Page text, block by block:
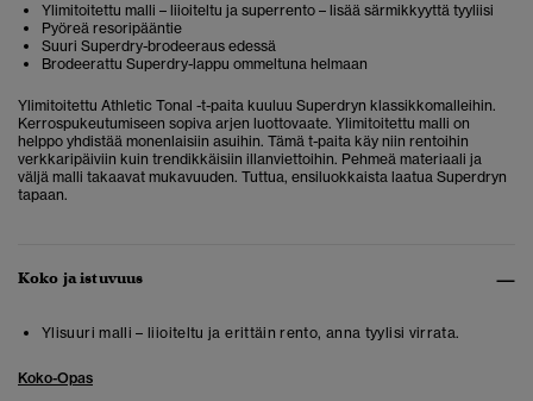
Ylimitoitettu malli – liioiteltu ja superrento – lisää särmikkyyttä tyyliisi
Pyöreä resoripääntie
Suuri Superdry-brodeeraus edessä
Brodeerattu Superdry-lappu ommeltuna helmaan
Ylimitoitettu Athletic Tonal -t-paita kuuluu Superdryn klassikkomalleihin.
Kerrospukeutumiseen sopiva arjen luottovaate. Ylimitoitettu malli on
helppo yhdistää monenlaisiin asuihin. Tämä t-paita käy niin rentoihin
verkkaripäiviin kuin trendikkäisiin illanviettoihin. Pehmeä materiaali ja
väljä malli takaavat mukavuuden. Tuttua, ensiluokkaista laatua Superdryn
tapaan.
Koko ja istuvuus
Ylisuuri malli – liioiteltu ja erittäin rento, anna tyylisi virrata.
Koko-Opas